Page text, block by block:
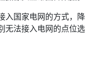
入国家电网的方式，降
无法接入电网的点位选